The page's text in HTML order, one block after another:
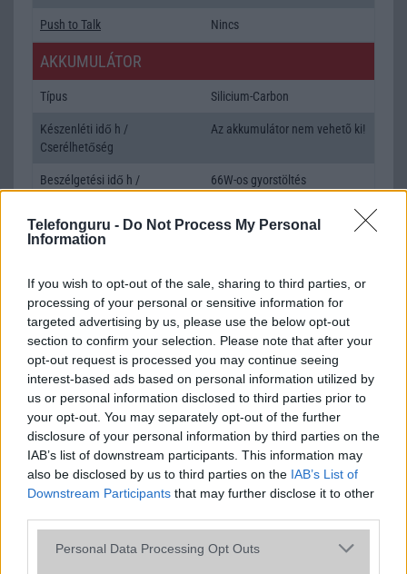
Telefonguru - Do Not Process My Personal
Information
If you wish to opt-out of the sale, sharing to third parties, or
processing of your personal or sensitive information for
targeted advertising by us, please use the below opt-out
section to confirm your selection. Please note that after your
opt-out request is processed you may continue seeing
interest-based ads based on personal information utilized by
us or personal information disclosed to third parties prior to
your opt-out. You may separately opt-out of the further
disclosure of your personal information by third parties on the
IAB’s list of downstream participants. This information may
also be disclosed by us to third parties on the IAB’s List of
Downstream Participants that may further disclose it to other
Please note that this website/app uses one or more Google
Personal Data Processing Opt Outs
Push to Talk Nincs
AKKUMULÁTOR
Típus Silicium-Carbon
Készenléti idő h /
Cserélhetőség
Az akkumulátor nem vehetõ ki!
Beszélgetési idő h /
66W-os gyorstöltés
ALKALMAZÁSOK ÉS ÉRZÉKELŐK
Flash/Ujjlenyomat olvasó Fingerprint sensor
SNS integráció alap szolgáltatás
Organizer alap szolgáltatás
T9 szótár alkalmazás független szótár
Office alkalmazások alap szolgáltatás
Extrák Nincs
EGYÉB